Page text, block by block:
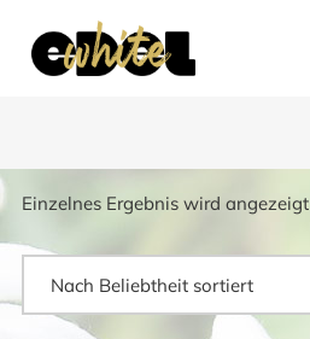
Einzelnes Ergebnis wird angezeigt